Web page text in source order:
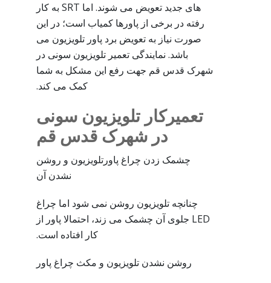
های جدید تعویض می شوند. اما SRT به کار
رفته در برخی از پاورها کمیاب است؛ در این
صورت نیاز به تعویض برد پاور تلویزیون می
باشد. نمایندگی تعمیر تلویزیون سونی در
شهرک قدس قم جهت رفع این مشکل به شما
کمک می کند.
تعمیرکار تلویزیون سونی
در شهرک قدس قم
چشمک زدن چراغ پاورتلویزیون و روشن
نشدن آن
چنانچه تلویزیون روشن نمی شود اما چراغ
LED جلوی آن چشمک می زند، احتمالا پاور از
کار افتاده است.
روشن نشدن تلویزیون و مکث چراغ پاور